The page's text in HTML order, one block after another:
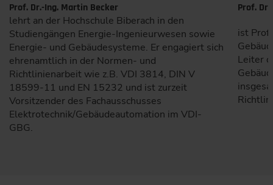
Prof. Dr.-Ing. Martin Becker
lehrt an der Hochschule Biberach in den
Studiengängen Energie-Ingenieurwesen sowie
Energie- und Gebäudesysteme. Er engagiert sich
ehrenamtlich in der Normen- und
Richtlinienarbeit wie z.B. VDI 3814, DIN V
18599-11 und EN 15232 und ist zurzeit
Vorsitzender des Fachausschusses
Elektrotechnik/Gebäudeautomation im VDI-
GBG.
Prof.
ist
Leiter